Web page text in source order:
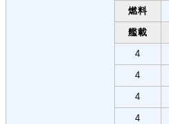
燃料
艦載
4
4
4
4